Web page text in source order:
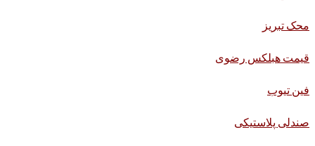
محک تبریز
قیمت هبلکس رضوی
فین تیوب
صندلی پلاستیکی